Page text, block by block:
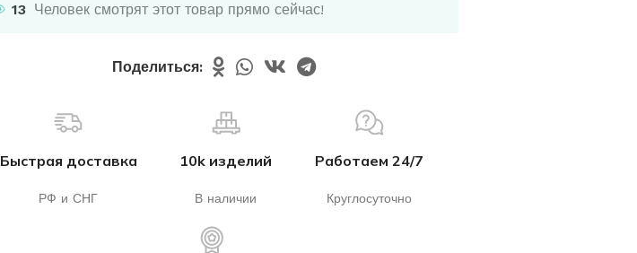
13 Человек смотрят этот товар прямо сейчас!
Поделиться:
Быстрая доставка
РФ и СНГ
10k изделий
В наличии
Работаем 24/7
Круглосуточно